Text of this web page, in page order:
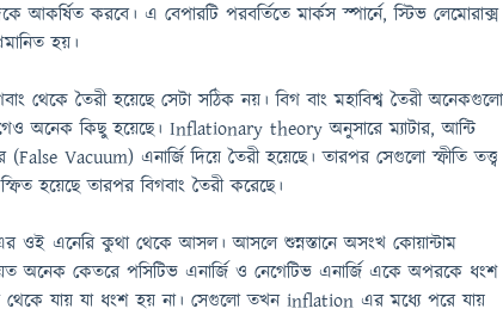
করবে। এ বেপারটি পরবর্তিতে মার্কস স্পার্নে, স্টিভ লেমোরাক্স
হয়।
থেকে তৈরী হয়েছে সেটা সঠিক নয়। বিগ বাং মহাবিশ্ব তৈরী অনেকগুলো
অনেক কিছু হয়েছে। Inflationary theory অনুসারে ম্যাটার, আন্টি
Vacuum) এনার্জি দিয়ে তৈরী হয়েছে। তারপর সেগুলো স্ফীতি তত্ত্ব
হয়েছে তারপর বিগবাং তৈরী করেছে।
ওই এনেরি কুথা থেকে আসল। আসলে শুন্নস্তানে অসংখ কোয়ান্টাম
অনেক কেতরে পসিটিভ এনার্জি ও নেগেটিভ এনার্জি একে অপরকে ধংশ
থেকে যায় যা ধংশ হয় না। সেগুলো তখন inflation এর মধ্যে পরে যায়